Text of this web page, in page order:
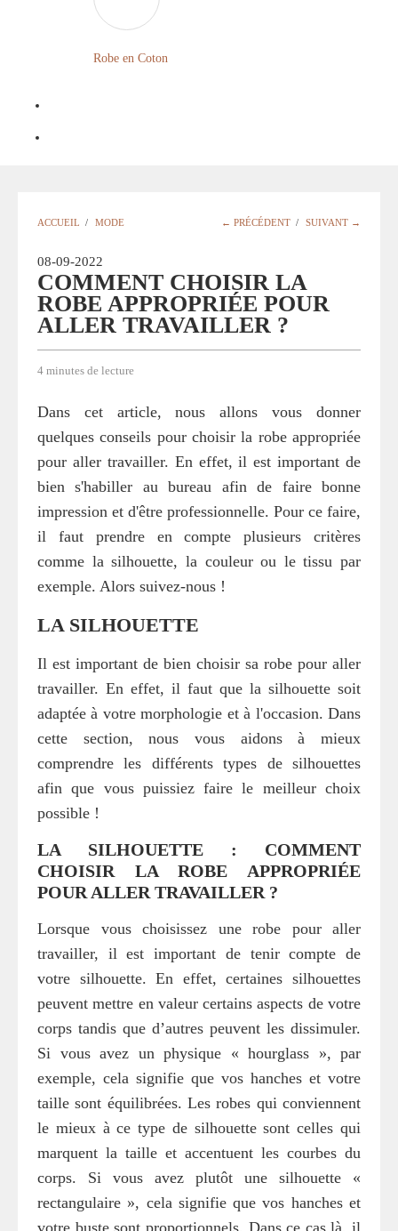
Blog
?
Robe en Coton
ACCUEIL / MODE ← PRÉCÉDENT / SUIVANT →
08-09-2022
COMMENT CHOISIR LA
ROBE APPROPRIÉE POUR
ALLER TRAVAILLER ?
4 minutes de lecture
Dans cet article, nous allons vous donner
quelques conseils pour choisir la robe appropriée
pour aller travailler. En effet, il est important de
bien s'habiller au bureau afin de faire bonne
impression et d'être professionnelle. Pour ce faire,
il faut prendre en compte plusieurs critères
comme la silhouette, la couleur ou le tissu par
exemple. Alors suivez-nous !
LA SILHOUETTE
Il est important de bien choisir sa robe pour aller
travailler. En effet, il faut que la silhouette soit
adaptée à votre morphologie et à l'occasion. Dans
cette section, nous vous aidons à mieux
comprendre les différents types de silhouettes
afin que vous puissiez faire le meilleur choix
possible !
LA SILHOUETTE : COMMENT
CHOISIR LA ROBE APPROPRIÉE
POUR ALLER TRAVAILLER ?
Lorsque vous choisissez une robe pour aller
travailler, il est important de tenir compte de
votre silhouette. En effet, certaines silhouettes
peuvent mettre en valeur certains aspects de votre
corps tandis que d’autres peuvent les dissimuler.
Si vous avez un physique « hourglass », par
exemple, cela signifie que vos hanches et votre
taille sont équilibrées. Les robes qui conviennent
le mieux à ce type de silhouette sont celles qui
marquent la taille et accentuent les courbes du
corps. Si vous avez plutôt une silhouette «
rectangulaire », cela signifie que vos hanches et
votre buste sont proportionnels. Dans ce cas là, il